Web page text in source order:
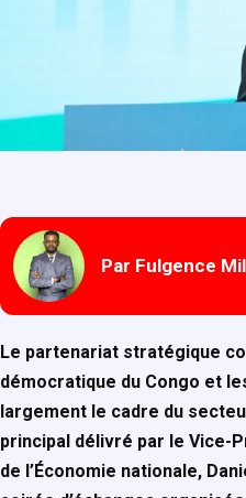
Par Fulgence
Le partenariat stratégique
démocratique du Congo et
largement le cadre du
principal délivré par le Vice-
de l’Économie nationale,